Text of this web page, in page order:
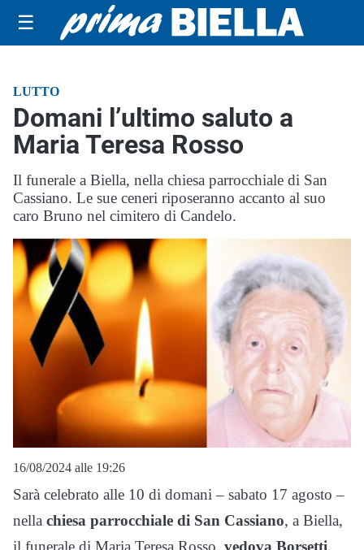
☰
LUTTO
Domani l’ultimo saluto a
Maria Teresa Rosso
Il funerale a Biella, nella chiesa parrocchiale di San
Cassiano. Le sue ceneri riposeranno accanto al suo
caro Bruno nel cimitero di Candelo.
16/08/2024 alle 19:26
Sarà celebrato alle 10 di domani – sabato 17 agosto –
nella chiesa parrocchiale di San Cassiano, a Biella,
il funerale di Maria Teresa Rosso, vedova Borsetti,